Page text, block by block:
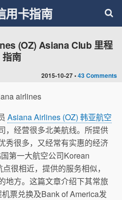
用卡指南
2015-10-27 •43 Comments
(OZ) Asiana Club 里程
指南
Asiana Airlines (OZ) 韩亚航空
，经营很多北美航线。所提供
秀很多，又经常有实惠的经济
第一大航空公司Korean
很相近，提供的服务相似，
地方。这篇文章介绍下其常旅
票兑换及Bank of America发